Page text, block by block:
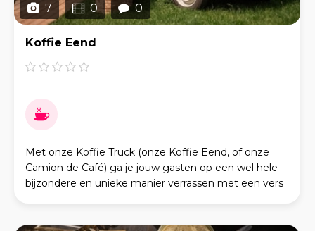
7 0 0
Koffie Eend
Met onze Koffie Truck (onze Koffie Eend, of onze
Camion de Café) ga je jouw gasten op een wel hele
bijzondere en unieke manier verrassen met een vers